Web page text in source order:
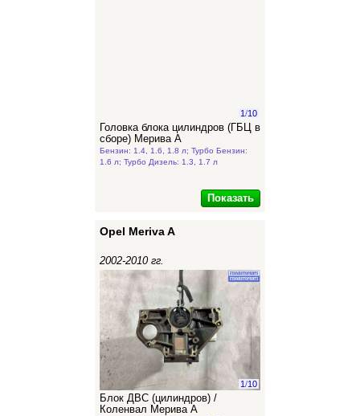
1/10
Головка блока цилиндров (ГБЦ в
сборе) Мерива А
Бензин: 1.4, 1.6, 1.8 л; Турбо Бензин:
1.6 л; Турбо Дизель: 1.3, 1.7 л
Показать
Opel Meriva A
2002-2010 гг.
1/10
Блок ДВС (цилиндров) /
Коленвал Мерива А